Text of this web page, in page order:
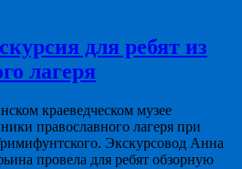
для ребят из
лагеря
краеведческом музее
православного лагеря при
Экскурсовод Анна
провела для ребят обзорную